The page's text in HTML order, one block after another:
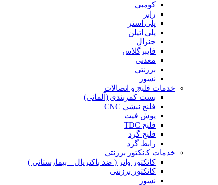
کومبی
رابر
پلی استر
پلی اتیلن
جنرال
فایبرگلاس
معدنی
برزنتی
نسوز
خدمات فلنج و اتصالات
بست کمربندی (آلمانی)
فلنج نبشی CNC
پوش فیت
فلنج TDC
فلنج گرد
رابط گرد
خدمات کانکتور برزنتی
کانکتور واتر ( ضد باکتریال – بیمارستانی )
کانکتور برزنتی
نسوز